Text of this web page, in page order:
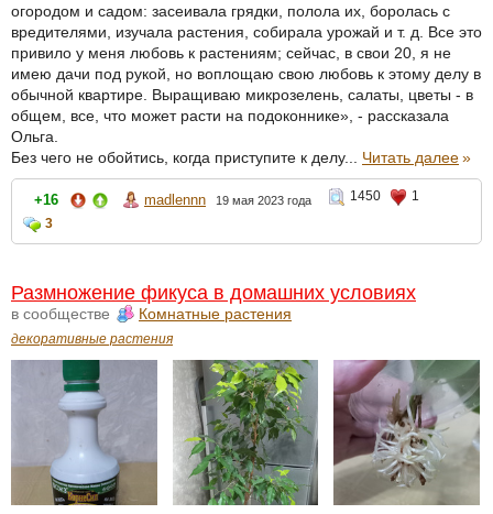
огородом и садом: засеивала грядки, полола их, боролась с
вредителями, изучала растения, собирала урожай и т. д. Все это
привило у меня любовь к растениям; сейчас, в свои 20, я не
имею дачи под рукой, но воплощаю свою любовь к этому делу в
обычной квартире. Выращиваю микрозелень, салаты, цветы - в
общем, все, что может расти на подоконнике», - рассказала
Ольга.
Без чего не обойтись, когда приступите к делу... Читать далее»
+16 madlennn 19 мая 2023 года 1450
1
3
Размножение фикуса в домашних условиях
в сообществе Комнатные растения
декоративные растения